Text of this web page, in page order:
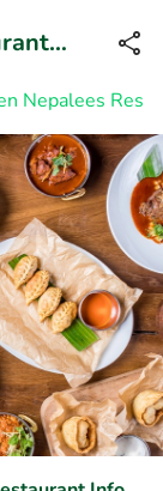
tot 23:00 uur
Nepalees